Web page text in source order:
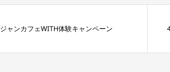
ジャンカフェWITH体験キャンペーン